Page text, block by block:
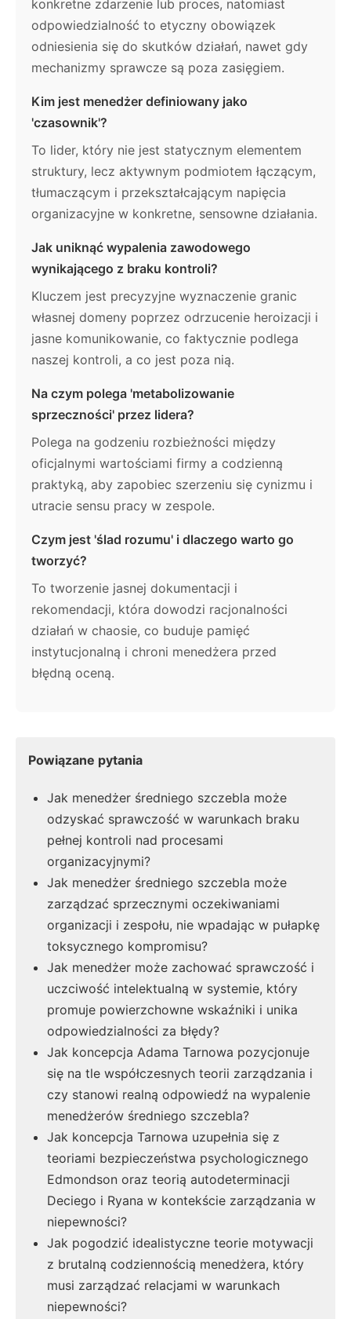
konkretne zdarzenie lub proces, natomiast
odpowiedzialność to etyczny obowiązek
odniesienia się do skutków działań, nawet gdy
mechanizmy sprawcze są poza zasięgiem.
Kim jest menedżer definiowany jako
'czasownik'?
To lider, który nie jest statycznym elementem
struktury, lecz aktywnym podmiotem łączącym,
tłumaczącym i przekształcającym napięcia
organizacyjne w konkretne, sensowne działania.
Jak uniknąć wypalenia zawodowego
wynikającego z braku kontroli?
Kluczem jest precyzyjne wyznaczenie granic
własnej domeny poprzez odrzucenie heroizacji i
jasne komunikowanie, co faktycznie podlega
naszej kontroli, a co jest poza nią.
Na czym polega 'metabolizowanie
sprzeczności' przez lidera?
Polega na godzeniu rozbieżności między
oficjalnymi wartościami firmy a codzienną
praktyką, aby zapobiec szerzeniu się cynizmu i
utracie sensu pracy w zespole.
Czym jest 'ślad rozumu' i dlaczego warto go
tworzyć?
To tworzenie jasnej dokumentacji i
rekomendacji, która dowodzi racjonalności
działań w chaosie, co buduje pamięć
instytucjonalną i chroni menedżera przed
błędną oceną.
Powiązane pytania
Jak menedżer średniego szczebla może
odzyskać sprawczość w warunkach braku
pełnej kontroli nad procesami
organizacyjnymi?
Jak menedżer średniego szczebla może
zarządzać sprzecznymi oczekiwaniami
organizacji i zespołu, nie wpadając w pułapkę
toksycznego kompromisu?
Jak menedżer może zachować sprawczość i
uczciwość intelektualną w systemie, który
promuje powierzchowne wskaźniki i unika
odpowiedzialności za błędy?
Jak koncepcja Adama Tarnowa pozycjonuje
się na tle współczesnych teorii zarządzania i
czy stanowi realną odpowiedź na wypalenie
menedżerów średniego szczebla?
Jak koncepcja Tarnowa uzupełnia się z
teoriami bezpieczeństwa psychologicznego
Edmondson oraz teorią autodeterminacji
Deciego i Ryana w kontekście zarządzania w
niepewności?
Jak pogodzić idealistyczne teorie motywacji
z brutalną codziennością menedżera, który
musi zarządzać relacjami w warunkach
niepewności?